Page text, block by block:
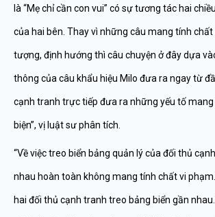
là “Mẹ chỉ cần con vui” có sự tương tác hai
của hai bên. Thay vì những câu mang tính
tượng, định hướng thì câu chuyện ở đây dựa
thông của câu khẩu hiệu Milo đưa ra ngay từ
cạnh tranh trực tiếp đưa ra những yếu tố
biện”, vị luật sư phân tích.
“Về việc treo biển bảng quản lý của đối thủ
nhau hoàn toàn không mang tính chất vi
hai đối thủ cạnh tranh treo bảng biển gần